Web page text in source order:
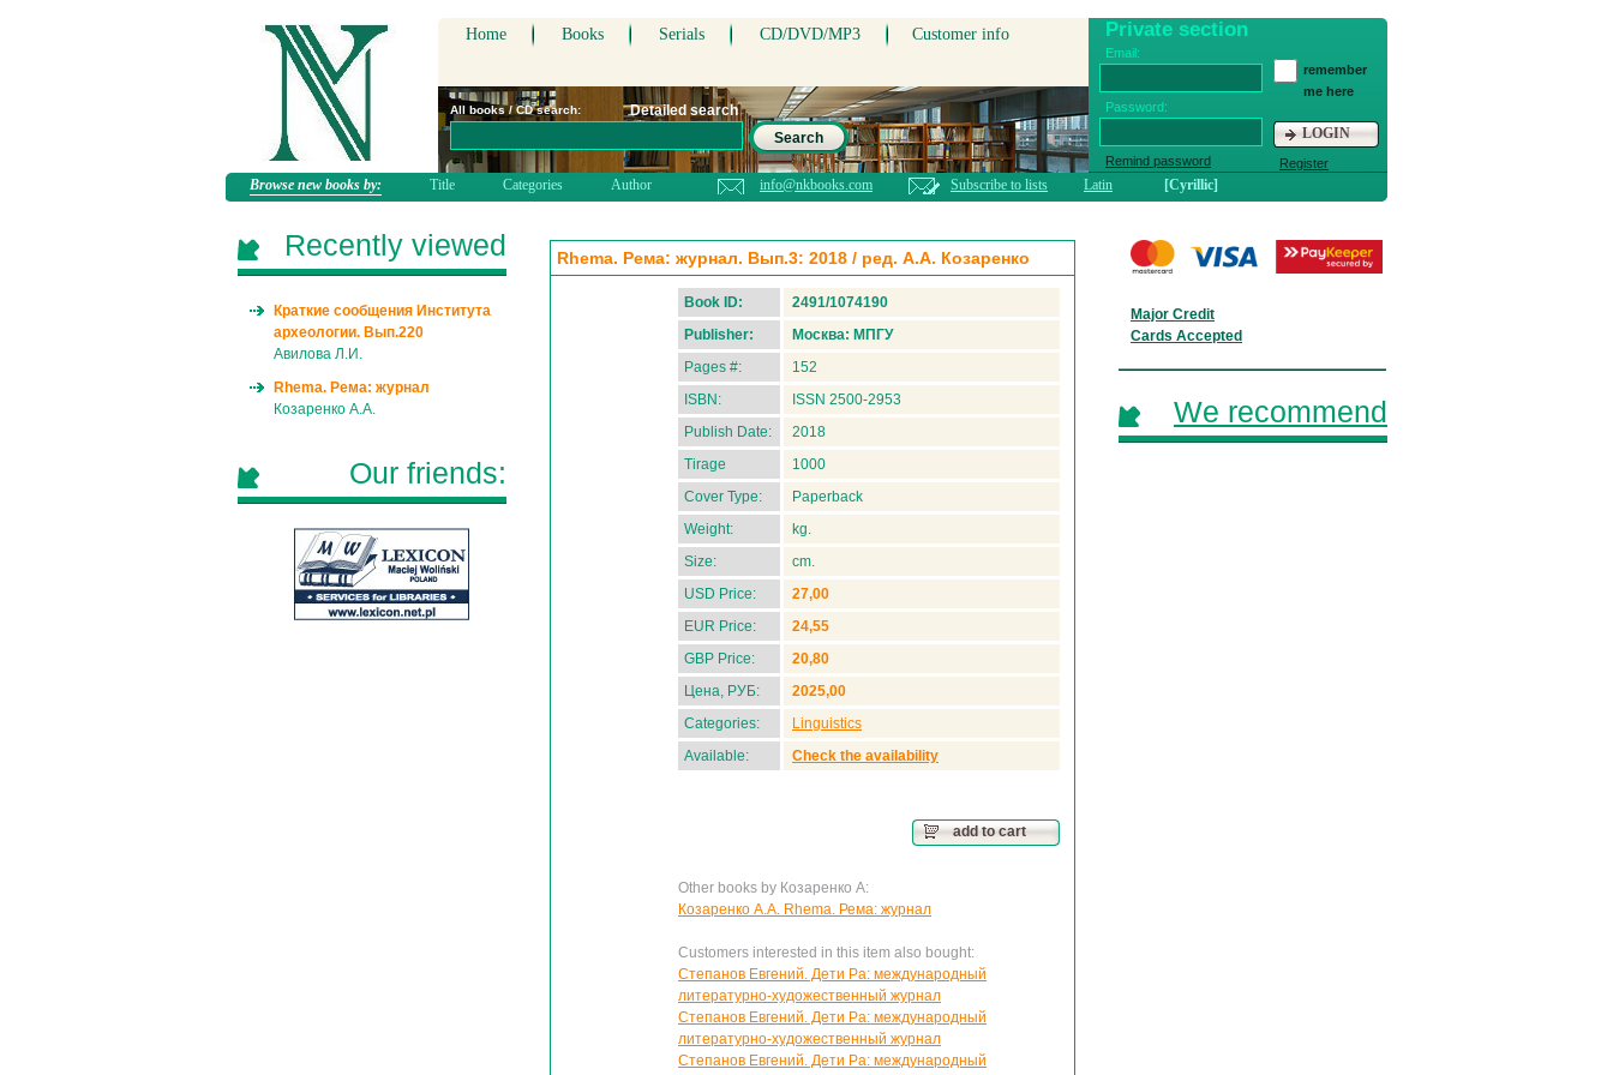
Home Books Serials CD/DVD/MP3 Customer info Private section
Email:
Password:
Remind password
remember
me here
LOGIN
Register
All books / CD search:
Detailed search
Search
Browse new books by: Title Categories Author info@nkbooks.com Subscribe to lists Latin [Cyrillic]
Rhema. Рема: журнал. Вып.3: 2018 / ред. А.А. Козаренко
Book ID:
2491/1074190
Publisher:
Москва: МПГУ
Pages #:
152
ISBN:
ISSN 2500-2953
Publish Date:
2018
Tirage
1000
Cover Type:
Paperback
Weight:
kg.
Size:
cm.
USD Price:
27,00
EUR Price:
24,55
GBP Price:
20,80
Цена, РУБ:
2025,00
Categories:
Linguistics
Available:
Check the availability
add to cart
Other books by Козаренко А:
Козаренко А.А. Rhema. Рема: журнал
Customers interested in this item also bought:
Степанов Евгений. Дети Ра: международный
литературно-художественный журнал
Степанов Евгений. Дети Ра: международный
литературно-художественный журнал
Степанов Евгений. Дети Ра: международный
Recently viewed
Краткие сообщения Института
археологии. Вып.220
Авилова Л.И.
Rhema. Рема: журнал
Козаренко А.А.
Our friends:
Major Credit
Cards Accepted
We recommend